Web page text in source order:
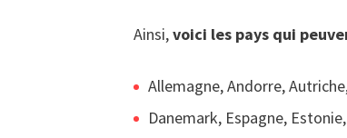
Ainsi,voici les pays qui
Allemagne, Andorre,
Danemark, Espagne,